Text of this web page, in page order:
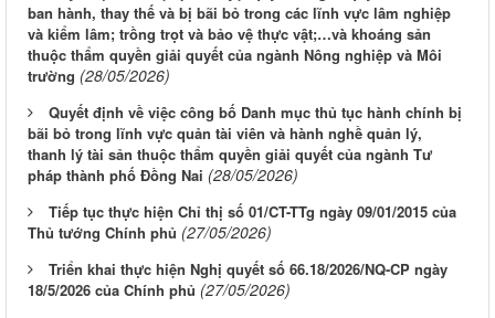
ban hành, thay thế và bị bãi bỏ trong các lĩnh vực lâm nghiệp
và kiểm lâm; trồng trọt và bảo vệ thực vật;…và khoáng sản
thuộc thẩm quyền giải quyết của ngành Nông nghiệp và Môi
trường (28/05/2026)
Quyết định về việc công bố Danh mục thủ tục hành chính bị
bãi bỏ trong lĩnh vực quản tài viên và hành nghề quản lý,
thanh lý tài sản thuộc thẩm quyền giải quyết của ngành Tư
pháp thành phố Đồng Nai (28/05/2026)
Tiếp tục thực hiện Chỉ thị số 01/CT-TTg ngày 09/01/2015 của
Thủ tướng Chính phủ (27/05/2026)
Triển khai thực hiện Nghị quyết số 66.18/2026/NQ-CP ngày
18/5/2026 của Chính phủ (27/05/2026)